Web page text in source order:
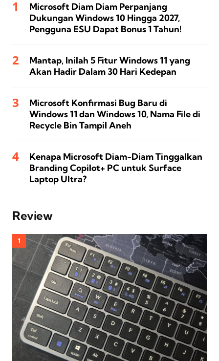
Microsoft Diam Diam Perpanjang
Dukungan Windows 10 Hingga 2027,
Pengguna ESU Dapat Bonus 1 Tahun!
Mantap, Inilah 5 Fitur Windows 11 yang
Akan Hadir Dalam 30 Hari Kedepan
Microsoft Konfirmasi Bug Baru di
Windows 11 dan Windows 10, Nama File di
Recycle Bin Tampil Aneh
Kenapa Microsoft Diam-Diam Tinggalkan
Branding Copilot+ PC untuk Surface
Laptop Ultra?
Review